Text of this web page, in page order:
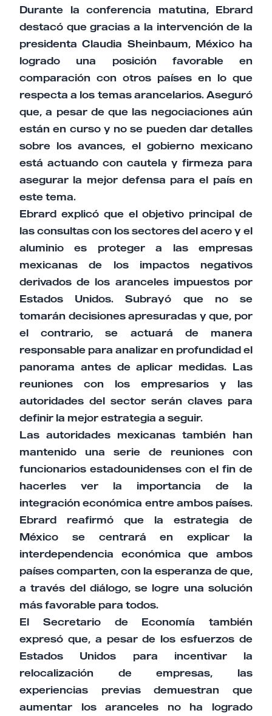
Durante la conferencia matutina, Ebrard
destacó que gracias a la intervención de la
presidenta Claudia Sheinbaum, México ha
logrado una posición favorable en
comparación con otros países en lo que
respecta a los temas arancelarios. Aseguró
que, a pesar de que las negociaciones aún
están en curso y no se pueden dar detalles
sobre los avances, el gobierno mexicano
está actuando con cautela y firmeza para
asegurar la mejor defensa para el país en
este tema.
Ebrard explicó que el objetivo principal de
las consultas con los sectores del acero y el
aluminio es proteger a las empresas
mexicanas de los impactos negativos
derivados de los aranceles impuestos por
Estados Unidos. Subrayó que no se
tomarán decisiones apresuradas y que, por
el contrario, se actuará de manera
responsable para analizar en profundidad el
panorama antes de aplicar medidas. Las
reuniones con los empresarios y las
autoridades del sector serán claves para
definir la mejor estrategia a seguir.
Las autoridades mexicanas también han
mantenido una serie de reuniones con
funcionarios estadounidenses con el fin de
hacerles ver la importancia de la
integración económica entre ambos países.
Ebrard reafirmó que la estrategia de
México se centrará en explicar la
interdependencia económica que ambos
países comparten, con la esperanza de que,
a través del diálogo, se logre una solución
más favorable para todos.
El Secretario de Economía también
expresó que, a pesar de los esfuerzos de
Estados Unidos para incentivar la
relocalización de empresas, las
experiencias previas demuestran que
aumentar los aranceles no ha logrado